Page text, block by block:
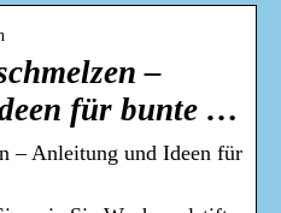
–
für bunte …
– Anleitung und Ideen für